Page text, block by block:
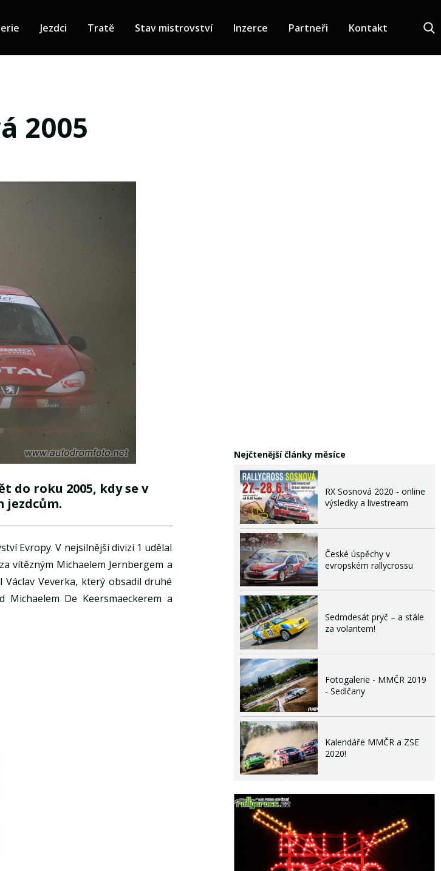
Jezdci Tratě Stav mistrovství Inzerce Partneři Kontakt
2005
do roku 2005, kdy se v
jezdcům.
Evropy. V nejsilnější divizi 1 udělal
vítězným Michaelem Jernbergem a
Veverka, který obsadil druhé
De Keersmaeckerem a
Nejčtenější články měsíce
RX Sosnová 2020 - online
výsledky a livestream
České úspěchy v
evropském rallycrossu
Sedmdesát pryč – a stále
za volantem!
Fotogalerie - MMČR 2019
- Sedlčany
Kalendáře MMČR a ZSE
2020!